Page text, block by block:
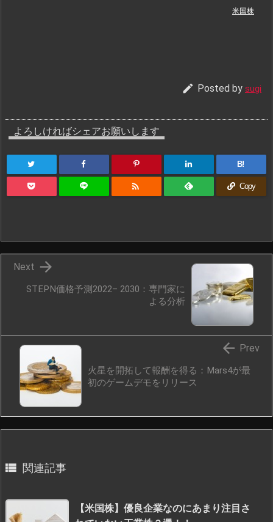
米国株
 Posted by sugi
よろしければシェアお願いします
B!
 Copy
STEPN価格予測2022– 2030：専門家に
よる分析

Next
火星を開拓して報酬を得る：Mars4が最
初のゲームデモをリリース
 Prev
 関連記事
【米国株】優良企業なのにあまり注目さ